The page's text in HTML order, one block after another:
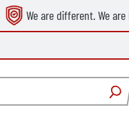
We are different. We